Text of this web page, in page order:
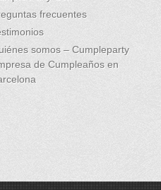
frecuentes
somos – Cumpleparty
de Cumpleaños en